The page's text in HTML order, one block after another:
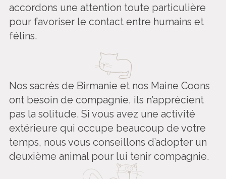
accordons une attention toute particulière
pour favoriser le contact entre humains et
félins.
Nos sacrés de Birmanie et nos Maine Coons
ont besoin de compagnie, ils n’apprécient
pas la solitude. Si vous avez une activité
extérieure qui occupe beaucoup de votre
temps, nous vous conseillons d’adopter un
deuxième animal pour lui tenir compagnie.